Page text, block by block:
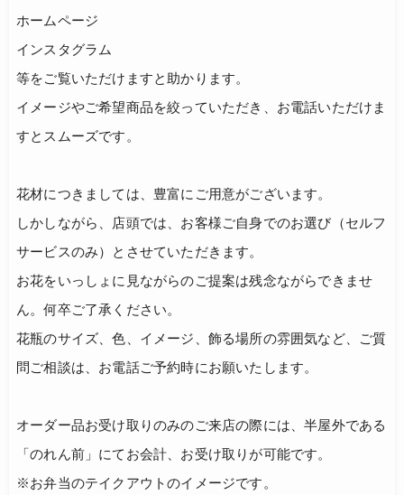
ホームページ
インスタグラム
等をご覧いただけますと助かります。
イメージやご希望商品を絞っていただき、お電話いただけま
すとスムーズです。
花材につきましては、豊富にご用意がございます。
しかしながら、店頭では、お客様ご自身でのお選び（セルフ
サービスのみ）とさせていただきます。
お花をいっしょに見ながらのご提案は残念ながらできませ
ん。何卒ご了承ください。
花瓶のサイズ、色、イメージ、飾る場所の雰囲気など、ご質
問ご相談は、お電話ご予約時にお願いたします。
オーダー品お受け取りのみのご来店の際には、半屋外である
「のれん前」にてお会計、お受け取りが可能です。
※お弁当のテイクアウトのイメージです。